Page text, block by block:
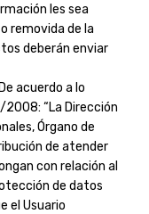
les sea
removida de la
deberán enviar
acuerdo a lo
2008: “La Dirección
Órgano de
de atender
con relación al
de datos
el Usuario